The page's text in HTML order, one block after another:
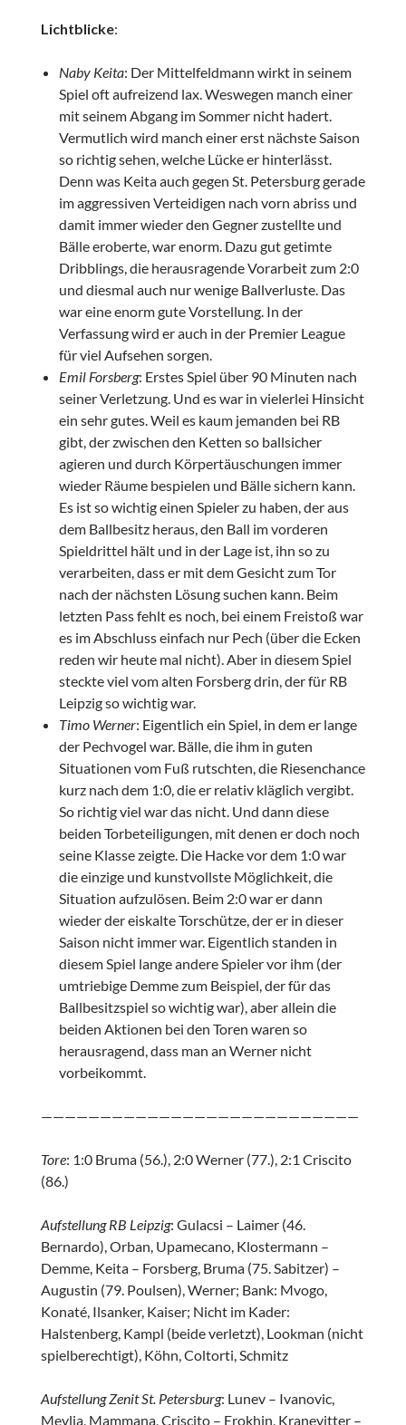
Lichtblicke:
Naby Keita: Der Mittelfeldmann wirkt in seinem
Spiel oft aufreizend lax. Weswegen manch einer
mit seinem Abgang im Sommer nicht hadert.
Vermutlich wird manch einer erst nächste Saison
so richtig sehen, welche Lücke er hinterlässt.
Denn was Keita auch gegen St. Petersburg gerade
im aggressiven Verteidigen nach vorn abriss und
damit immer wieder den Gegner zustellte und
Bälle eroberte, war enorm. Dazu gut getimte
Dribblings, die herausragende Vorarbeit zum 2:0
und diesmal auch nur wenige Ballverluste. Das
war eine enorm gute Vorstellung. In der
Verfassung wird er auch in der Premier League
für viel Aufsehen sorgen.
Emil Forsberg: Erstes Spiel über 90 Minuten nach
seiner Verletzung. Und es war in vielerlei Hinsicht
ein sehr gutes. Weil es kaum jemanden bei RB
gibt, der zwischen den Ketten so ballsicher
agieren und durch Körpertäuschungen immer
wieder Räume bespielen und Bälle sichern kann.
Es ist so wichtig einen Spieler zu haben, der aus
dem Ballbesitz heraus, den Ball im vorderen
Spieldrittel hält und in der Lage ist, ihn so zu
verarbeiten, dass er mit dem Gesicht zum Tor
nach der nächsten Lösung suchen kann. Beim
letzten Pass fehlt es noch, bei einem Freistoß war
es im Abschluss einfach nur Pech (über die Ecken
reden wir heute mal nicht). Aber in diesem Spiel
steckte viel vom alten Forsberg drin, der für RB
Leipzig so wichtig war.
Timo Werner: Eigentlich ein Spiel, in dem er lange
der Pechvogel war. Bälle, die ihm in guten
Situationen vom Fuß rutschten, die Riesenchance
kurz nach dem 1:0, die er relativ kläglich vergibt.
So richtig viel war das nicht. Und dann diese
beiden Torbeteiligungen, mit denen er doch noch
seine Klasse zeigte. Die Hacke vor dem 1:0 war
die einzige und kunstvollste Möglichkeit, die
Situation aufzulösen. Beim 2:0 war er dann
wieder der eiskalte Torschütze, der er in dieser
Saison nicht immer war. Eigentlich standen in
diesem Spiel lange andere Spieler vor ihm (der
umtriebige Demme zum Beispiel, der für das
Ballbesitzspiel so wichtig war), aber allein die
beiden Aktionen bei den Toren waren so
herausragend, dass man an Werner nicht
vorbeikommt.
———————————————————————————
Tore: 1:0 Bruma (56.), 2:0 Werner (77.), 2:1 Criscito
(86.)
Aufstellung RB Leipzig: Gulacsi – Laimer (46.
Bernardo), Orban, Upamecano, Klostermann –
Demme, Keita – Forsberg, Bruma (75. Sabitzer) –
Augustin (79. Poulsen), Werner; Bank: Mvogo,
Konaté, Ilsanker, Kaiser; Nicht im Kader:
Halstenberg, Kampl (beide verletzt), Lookman (nicht
spielberechtigt), Köhn, Coltorti, Schmitz
Aufstellung Zenit St. Petersburg: Lunev – Ivanovic,
Mevlja, Mammana, Criscito – Erokhin, Kranevitter –